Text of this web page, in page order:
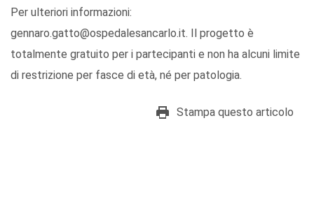
Per ulteriori informazioni:
gennaro.gatto@ospedalesancarlo.it. Il progetto è
totalmente gratuito per i partecipanti e non ha alcuni limite
di restrizione per fasce di età, né per patologia.
Stampa questo articolo